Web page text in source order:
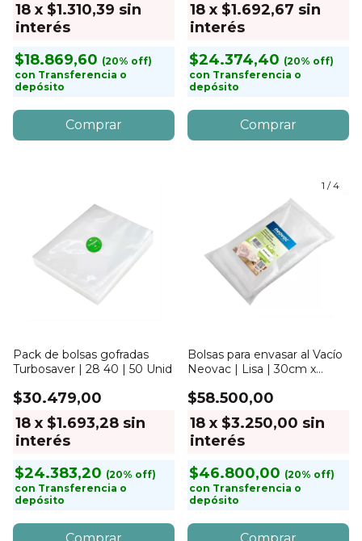
18 x $1.310,39 sin
interés
$18.869,60
con Transferencia o
depósito
18 x $1.692,67 sin
interés
$24.374,40
con Transferencia o
depósito
Pack de bolsas gofradas
Turbosaver | 28 40 | 50 Unid
$30.479,00
18 x $1.693,28 sin
interés
$24.383,20
con Transferencia o
depósito
1 /4
Bolsas para envasar al Vacío
Neovac | Lisa | 30cm x
$58.500,00
18 x $3.250,00 sin
interés
$46.800,00
con Transferencia o
depósito